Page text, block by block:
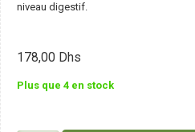
niveau digestif.
178,00 Dhs
Plus que 4 en stock